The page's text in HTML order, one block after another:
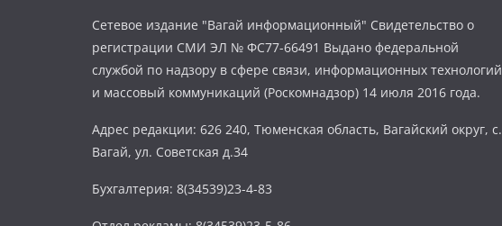
Сетевое издание "Вагай информационный" Свидетельство о
регистрации СМИ ЭЛ № ФС77-66491 Выдано федеральной
службой по надзору в сфере связи, информационных технологий
и массовый коммуникаций (Роскомнадзор) 14 июля 2016 года.
Адрес редакции: 626 240, Тюменская область, Вагайский округ, с.
Вагай, ул. Советская д.34
Бухгалтерия: 8(34539)23-4-83